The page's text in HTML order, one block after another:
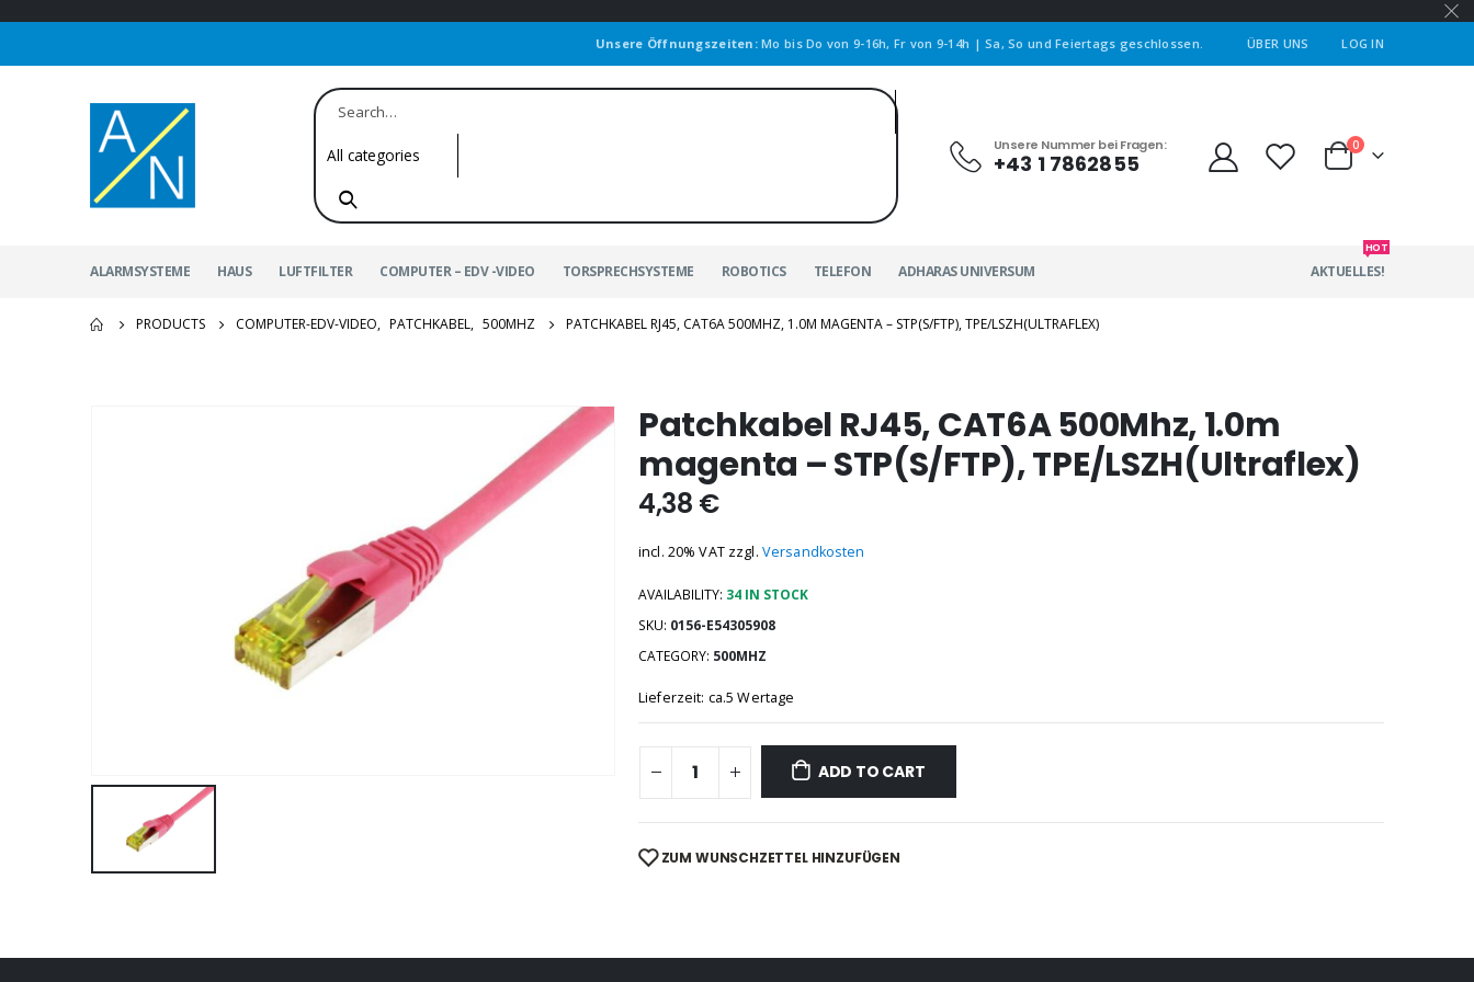
Unsere Öffnungszeiten:Mo bis Do von 9-16h, Fr von 9-14h | Sa, So und Feiertags geschlossen. ÜBER UNS LOG IN
Unsere Nummer bei Fragen:
+43 1 7862855
0
ALARMSYSTEME HAUS LUFTFILTER COMPUTER – EDV -VIDEO TORSPRECHSYSTEME ROBOTICS TELEFON ADHARAS UNIVERSUM AKTUELLES!
HOT
PRODUCTS COMPUTER-EDV-VIDEO, PATCHKABEL, 500MHZ PATCHKABEL RJ45, CAT6A 500MHZ, 1.0M MAGENTA – STP(S/FTP), TPE/LSZH(ULTRAFLEX)
Patchkabel RJ45, CAT6A 500Mhz, 1.0m
magenta – STP(S/FTP), TPE/LSZH(Ultraflex)
4,38 €
incl. 20% VAT zzgl. Versandkosten
AVAILABILITY: 34 IN STOCK
SKU: 0156-E54305908
CATEGORY: 500MHZ
Lieferzeit: ca.5 Wertage
ADD TO CART
ZUM WUNSCHZETTEL HINZUFÜGEN